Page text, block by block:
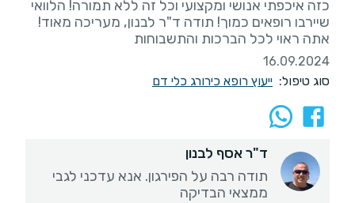
כזה איכפתי אנושי ומקצועי וכל זה ללא תמורה! הלוואי
שיירבו רופאים כמוך! תודה ד"ר לבנון, מעריכה מאוד!
אתה ראוי לכל הברכות והתשבוחות
16.09.2024
סוג טיפול: ייעוץ רופא כירורג כלי דם
ד"ר אסף לבנון
תודה רבה על הפירגון. אנא עדכני לגבי
ממצאי הבדיקה